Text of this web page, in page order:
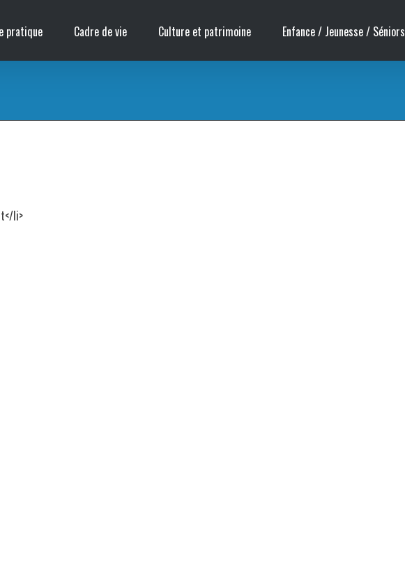
pratique Cadre de vie Culture et patrimoine Enfance / Jeunesse / Séniors
li>